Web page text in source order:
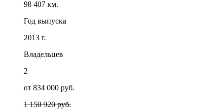
98 407 км.
Год выпуска
2013 г.
Владельцев
2
от 834 000 руб.
1 150 920 руб.